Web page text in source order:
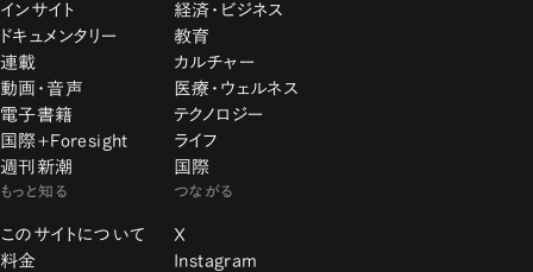
インサイト
ドキュメンタリー
連載
動画・音声
電子書籍
国際+Foresight
週刊新潮
経済・ビジネス
教育
カルチャー
医療・ウェルネス
テクノロジー
ライフ
国際
もっと知る
このサイトについて
料金
つながる
X
Instagram